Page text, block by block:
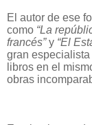
El autor de ese
como “La
francés”y “El
gran
libros en el
obras